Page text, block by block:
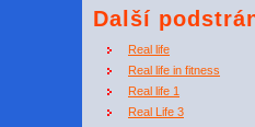
Další
Real life
Real life in fitness
Real life 1
Real Life 3